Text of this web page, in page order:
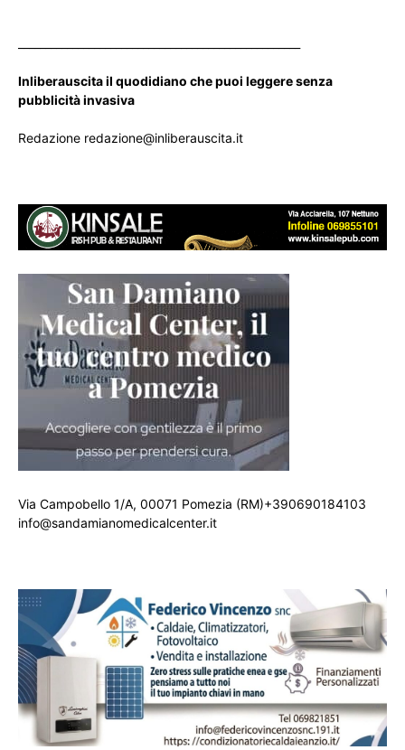
Inliberauscita il quodidiano che puoi leggere senza
pubblicità invasiva
Redazione redazione@inliberauscita.it
Via Campobello 1/A, 00071 Pomezia (RM)+390690184103
info@sandamianomedicalcenter.it